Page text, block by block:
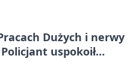
Dużych i nerwy
uspokoił